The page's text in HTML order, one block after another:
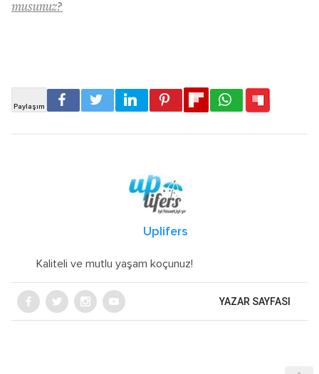
musunuz?
Uplifers
Kaliteli ve mutlu yaşam koçunuz!
YAZAR SAYFASI